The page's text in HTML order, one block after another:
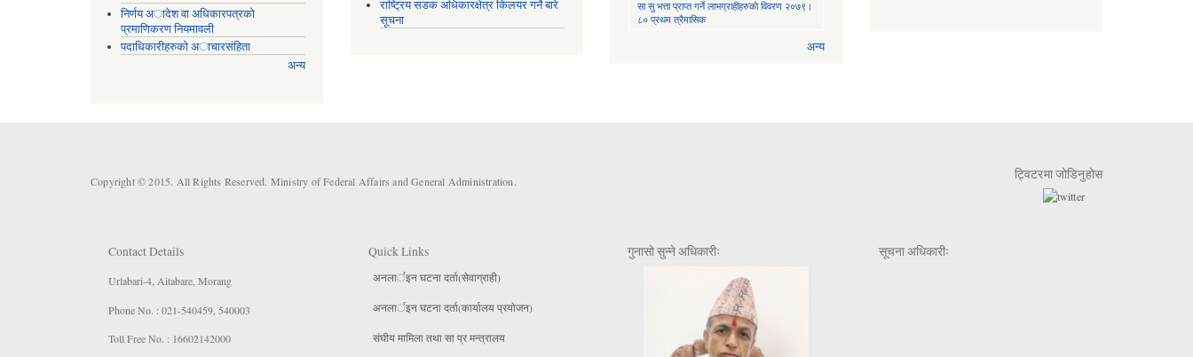
निर्णय अादेश वा अधिकारपत्रकाे
प्रमाणिकरण नियमावली
पदाधिकारीहरुको अाचारसंहिता
अन्य
राष्ट्रिय सडक अधिकारक्षेत्र किलयर गर्ने बारे
सूचना
सा‍ सु भत्ता प्राप्त गर्ने लाभग्राहीहरुकाे विवरण २०७९।
८० प्रथम त्रैमासिक
अन्य
Copyright © 2015. All Rights Reserved. Ministry of Federal Affairs and General Administration. ट्विटरमा जोडिनुहोस
Contact Details
Urlabari-4, Aitabare, Morang
Phone No. : 021-540459, 540003
Toll Free No. : 16602142000
Quick Links
अनलार्इन घटना दर्ता(सेवाग्राही)
अनलार्इन घटना दर्ता(कार्यालय प्रयाेजन)
संघीय मामिला तथा सा प्र मन्त्रालय
गुनासो सुन्ने अधिकारीः सूचना अधिकारीः